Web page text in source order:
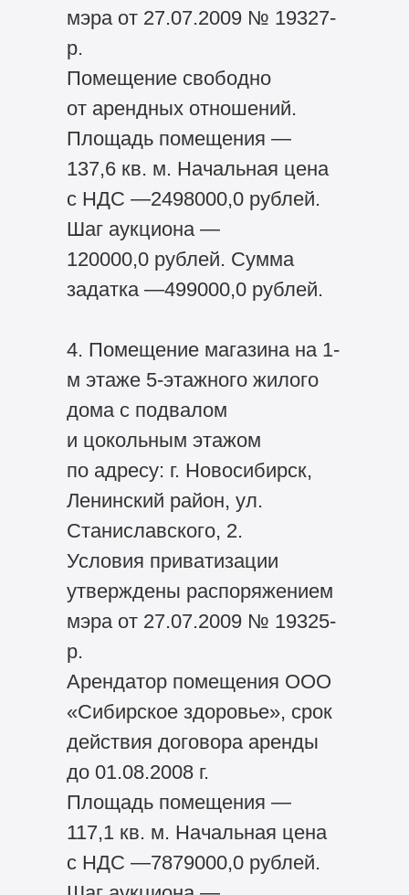
мэра от 27.07.2009 № 19327-
р.
Помещение свободно
от арендных отношений.
Площадь помещения —
137,6 кв. м. Начальная цена
с НДС —2498000,0 рублей.
Шаг аукциона —
120000,0 рублей. Сумма
задатка —499000,0 рублей.
4. Помещение магазина на 1-
м этаже 5-этажного жилого
дома с подвалом
и цокольным этажом
по адресу: г. Новосибирск,
Ленинский район, ул.
Станиславского, 2.
Условия приватизации
утверждены распоряжением
мэра от 27.07.2009 № 19325-
р.
Арендатор помещения ООО
«Сибирское здоровье», срок
действия договора аренды
до 01.08.2008 г.
Площадь помещения —
117,1 кв. м. Начальная цена
с НДС —7879000,0 рублей.